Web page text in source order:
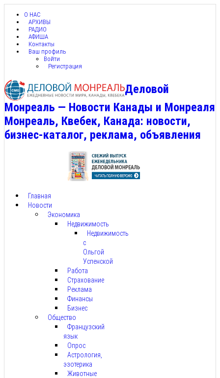
О НАС
АРХИВЫ
РАДИО
АФИША
Контакты
Ваш профиль
Войти
Регистрация
Деловой
Монреаль — Новости Канады и Монреаля
Монреаль, Квебек, Канада: новости,
бизнес-каталог, реклама, объявления
Главная
Новости
Экономика
Недвижимость
Недвижимость
с
Ольгой
Успенской
Работа
Страхование
Реклама
Финансы
Бизнес
Общество
Французский
язык
Опрос
Астрология,
эзотерика
Животные